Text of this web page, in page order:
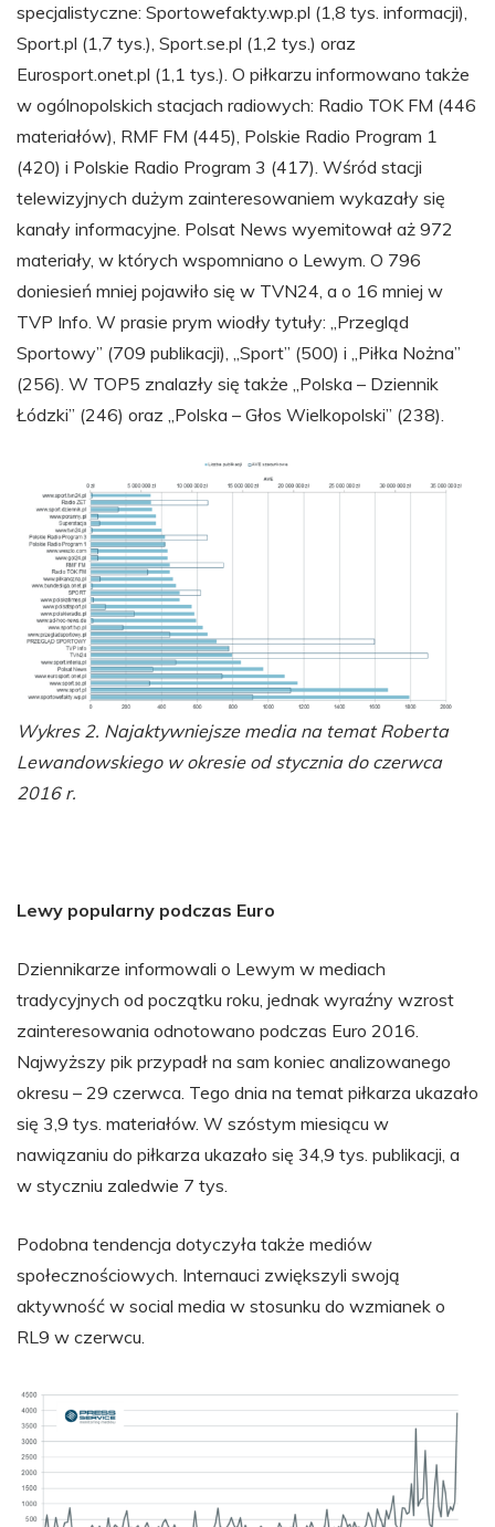
specjalistyczne: Sportowefakty.wp.pl (1,8 tys. informacji),
Sport.pl (1,7 tys.), Sport.se.pl (1,2 tys.) oraz
Eurosport.onet.pl (1,1 tys.). O piłkarzu informowano także
w ogólnopolskich stacjach radiowych: Radio TOK FM (446
materiałów), RMF FM (445), Polskie Radio Program 1
(420) i Polskie Radio Program 3 (417). Wśród stacji
telewizyjnych dużym zainteresowaniem wykazały się
kanały informacyjne. Polsat News wyemitował aż 972
materiały, w których wspomniano o Lewym. O 796
doniesień mniej pojawiło się w TVN24, a o 16 mniej w
TVP Info. W prasie prym wiodły tytuły: „Przegląd
Sportowy” (709 publikacji), „Sport” (500) i „Piłka Nożna”
(256). W TOP5 znalazły się także „Polska – Dziennik
Łódzki” (246) oraz „Polska – Głos Wielkopolski” (238).
Wykres 2. Najaktywniejsze media na temat Roberta
Lewandowskiego w okresie od stycznia do czerwca
2016 r.
Lewy popularny podczas Euro
Dziennikarze informowali o Lewym w mediach
tradycyjnych od początku roku, jednak wyraźny wzrost
zainteresowania odnotowano podczas Euro 2016.
Najwyższy pik przypadł na sam koniec analizowanego
okresu – 29 czerwca. Tego dnia na temat piłkarza ukazało
się 3,9 tys. materiałów. W szóstym miesiącu w
nawiązaniu do piłkarza ukazało się 34,9 tys. publikacji, a
w styczniu zaledwie 7 tys.
Podobna tendencja dotyczyła także mediów
społecznościowych. Internauci zwiększyli swoją
aktywność w social media w stosunku do wzmianek o
RL9 w czerwcu.